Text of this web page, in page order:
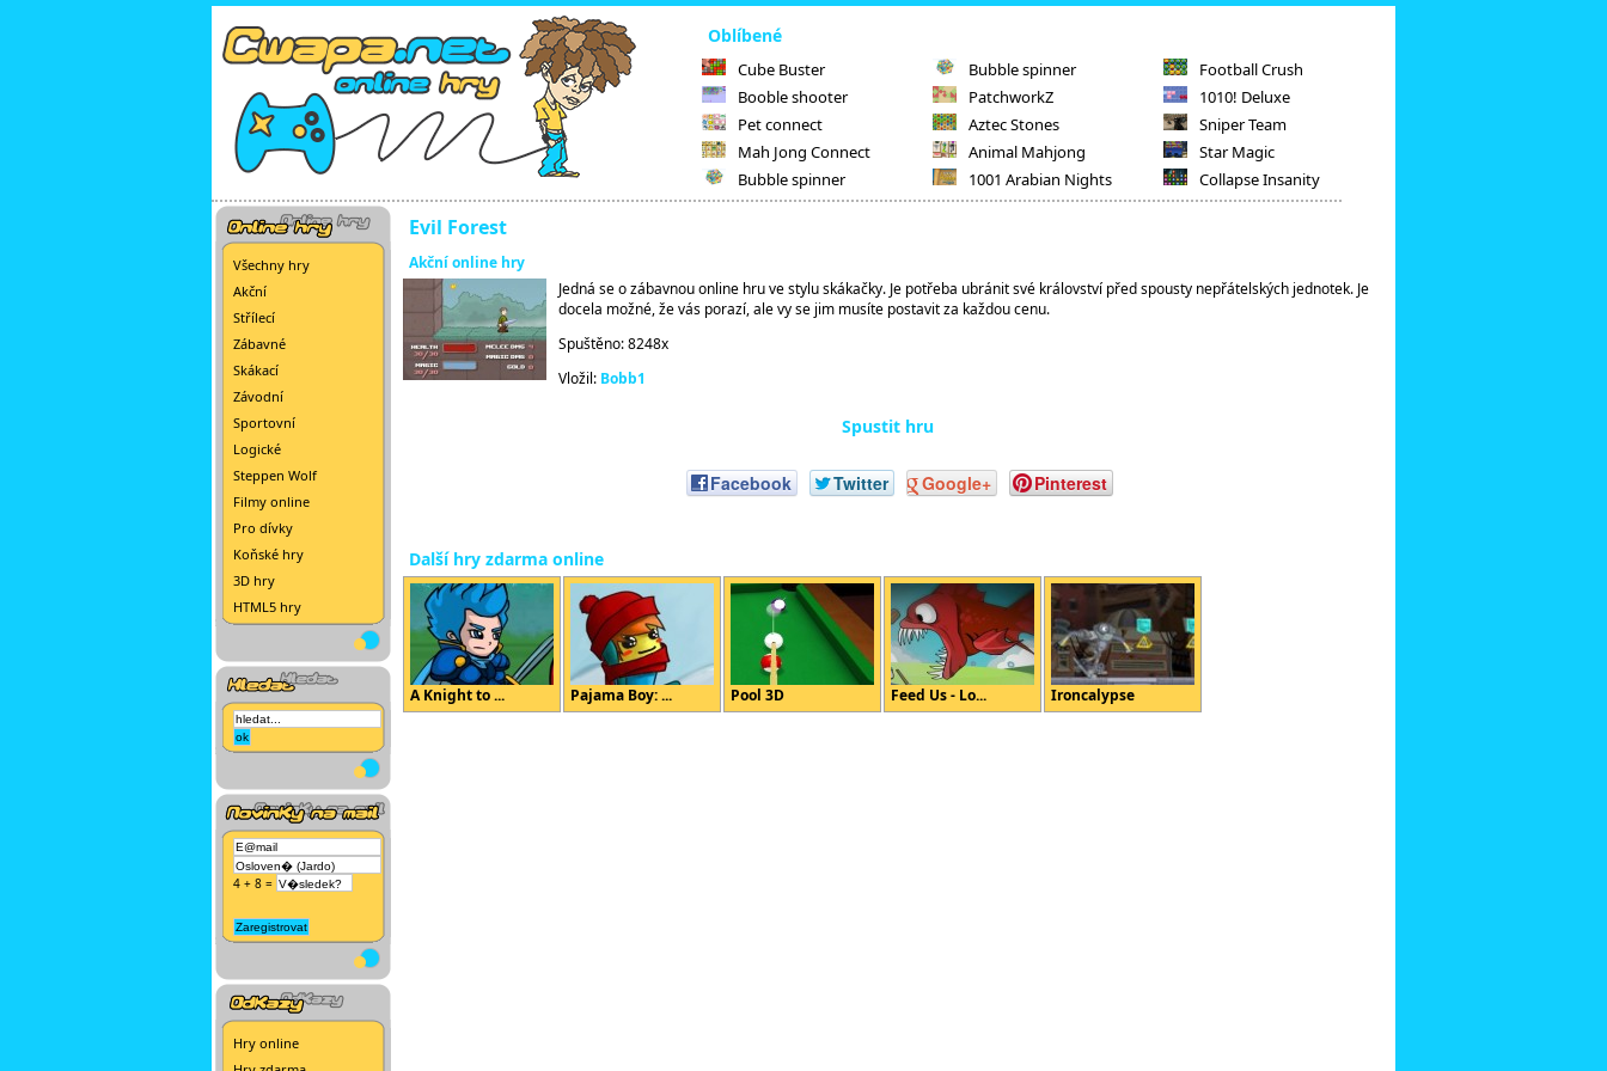
Oblíbené
Cube Buster
Booble shooter
Pet connect
Mah Jong Connect
Bubble spinner
Bubble spinner
PatchworkZ
Aztec Stones
Animal Mahjong
1001 Arabian Nights
Football Crush
1010! Deluxe
Sniper Team
Star Magic
Collapse Insanity
Všechny hry
Akční
Střílecí
Zábavné
Skákací
Závodní
Sportovní
Logické
Steppen Wolf
Filmy online
Pro dívky
Koňské hry
3D hry
HTML5 hry
4 + 8 =
Hry online
Evil Forest
Akční online hry
Jedná se o zábavnou online hru ve stylu skákačky. Je potřeba ubránit své království před spousty nepřátelských jednotek. Je
docela možné, že vás porazí, ale vy se jim musíte postavit za každou cenu.
Spuštěno: 8248x
Vložil: Bobb1
Spustit hru
Facebook Twitter Google+ Pinterest
Další hry zdarma online
A Knight to ... Pajama Boy: ... Pool 3D Feed Us - Lo... Ironcalypse